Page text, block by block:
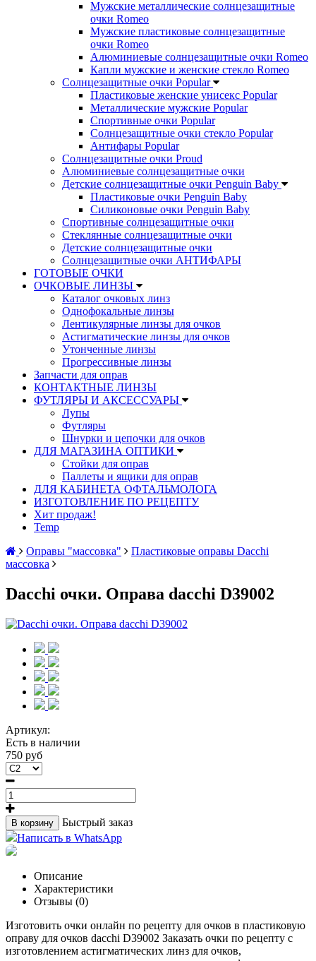
Мужские металлические солнцезащитные
очки Romeo
Мужские пластиковые солнцезащитные
очки Romeo
Алюминиевые солнцезащитные очки Romeo
Капли мужские и женские стекло Romeo
Солнцезащитные очки Popular
Пластиковые женские унисекс Popular
Металлические мужские Popular
Спортивные очки Popular
Солнцезащитные очки стекло Popular
Aнтифары Popular
Солнцезащитные очки Proud
Алюминиевые солнцезащитные очки
Детские солнцезащитные очки Penguin Baby
Пластиковые очки Penguin Baby
Силиконовые очки Penguin Baby
Спортивные солнцезащитные очки
Стеклянные солнцезащитные очки
Детские солнцезащитные очки
Солнцезащитные очки АНТИФАРЫ
ГОТОВЫЕ ОЧКИ
ОЧКОВЫЕ ЛИНЗЫ
Каталог очковых линз
Однофокальные линзы
Лентикулярные линзы для очков
Астигматические линзы для очков
Утонченные линзы
Прогрессивные линзы
Запчасти для оправ
КОНТАКТНЫЕ ЛИНЗЫ
ФУТЛЯРЫ И АКСЕССУАРЫ
Лупы
Футляры
Шнурки и цепочки для очков
ДЛЯ МАГАЗИНА ОПТИКИ
Стойки для оправ
Паллеты и ящики для оправ
ДЛЯ КАБИНЕТА ОФТАЛЬМОЛОГА
ИЗГОТОВЛЕНИЕ ПО РЕЦЕПТУ
Хит продаж!
Temp
Оправы "массовка"
Пластиковые оправы Dacchi
массовка
Dacchi очки. Оправа dacchi D39002
Артикул:
Есть в наличии
750 руб
В корзину
Быстрый заказ
Написать в WhatsApp
Описание
Характеристики
Отзывы (0)
Изготовить очки онлайн по рецепту для очков в пластиковую
оправу для очков dacchi D39002 Заказать очки по рецепту с
изготовлением астигматических линз для очков,